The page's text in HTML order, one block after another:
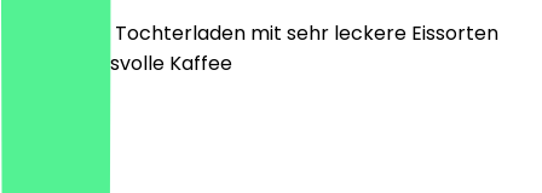
Mama und Tochterladen mit sehr leckere Eissorten
und Genussvolle Kaffee